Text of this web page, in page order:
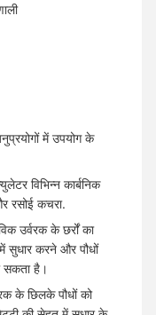
में उपयोग के
विभिन्न कार्बनिक
रसोई कचरा.
उर्वरक के छर्रों का
सुधार करने और पौधों
सकता है।
के छिलके पौधों को